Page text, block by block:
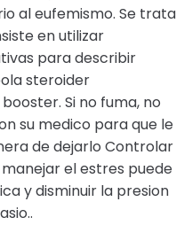
al eufemismo. Se trata
en utilizar
para describir
steroider
Si no fuma, no
su medico para que le
de dejarlo Controlar
el estres puede
y disminuir la presion